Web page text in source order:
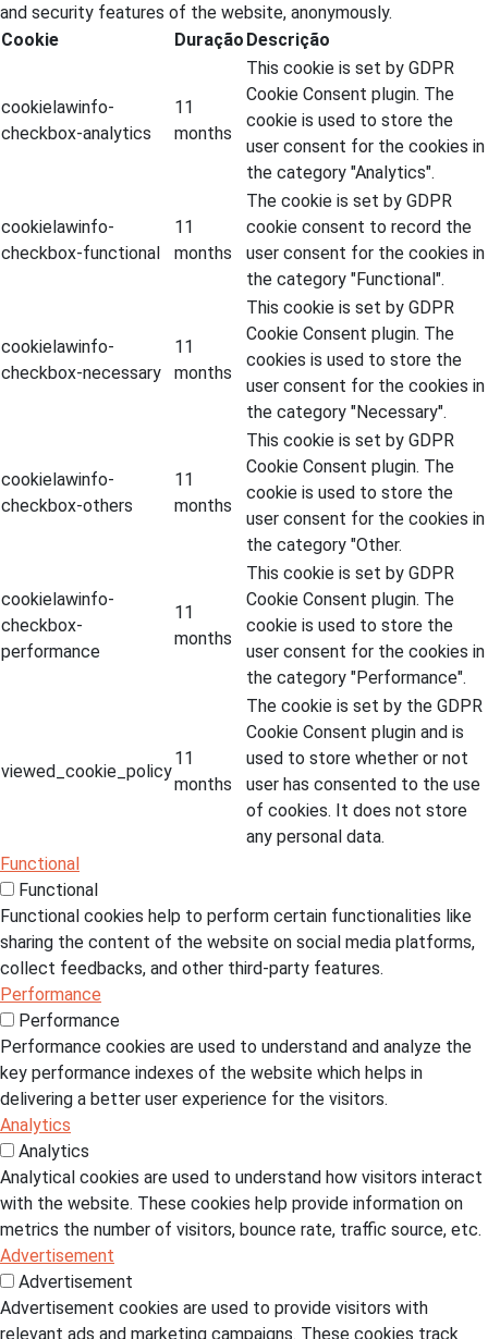
and security features of the website, anonymously.
Cookie
Duração Descrição
cookielawinfo-
checkbox-analytics
11
months
This cookie is set by GDPR
Cookie Consent plugin. The
cookie is used to store the
user consent for the cookies in
the category "Analytics".
cookielawinfo-
checkbox-functional
11
months
The cookie is set by GDPR
cookie consent to record the
user consent for the cookies in
the category "Functional".
cookielawinfo-
checkbox-necessary
11
months
This cookie is set by GDPR
Cookie Consent plugin. The
cookies is used to store the
user consent for the cookies in
the category "Necessary".
cookielawinfo-
checkbox-others
11
months
This cookie is set by GDPR
Cookie Consent plugin. The
cookie is used to store the
user consent for the cookies in
the category "Other.
cookielawinfo-
checkbox-
performance
11
months
This cookie is set by GDPR
Cookie Consent plugin. The
cookie is used to store the
user consent for the cookies in
the category "Performance".
viewed_cookie_policy
11
months
The cookie is set by the GDPR
Cookie Consent plugin and is
used to store whether or not
user has consented to the use
of cookies. It does not store
any personal data.
Functional
Functional
Functional cookies help to perform certain functionalities like
sharing the content of the website on social media platforms,
collect feedbacks, and other third-party features.
Performance
Performance
Performance cookies are used to understand and analyze the
key performance indexes of the website which helps in
delivering a better user experience for the visitors.
Analytics
Analytics
Analytical cookies are used to understand how visitors interact
with the website. These cookies help provide information on
metrics the number of visitors, bounce rate, traffic source, etc.
Advertisement
Advertisement
Advertisement cookies are used to provide visitors with
relevant ads and marketing campaigns. These cookies track